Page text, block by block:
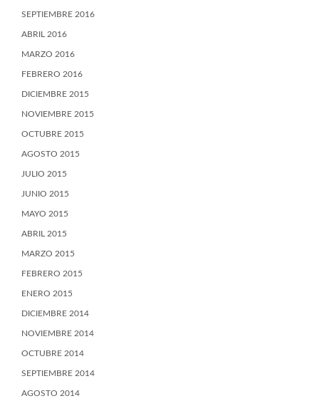
SEPTIEMBRE 2016
ABRIL 2016
MARZO 2016
FEBRERO 2016
DICIEMBRE 2015
NOVIEMBRE 2015
OCTUBRE 2015
AGOSTO 2015
JULIO 2015
JUNIO 2015
MAYO 2015
ABRIL 2015
MARZO 2015
FEBRERO 2015
ENERO 2015
DICIEMBRE 2014
NOVIEMBRE 2014
OCTUBRE 2014
SEPTIEMBRE 2014
AGOSTO 2014